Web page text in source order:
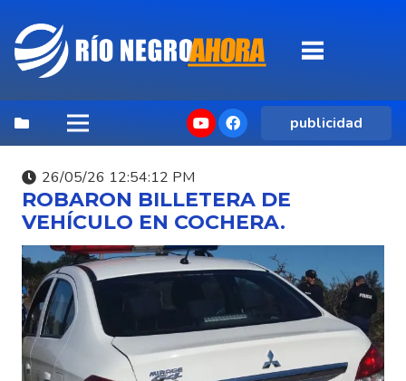
publicidad
26/05/26 12:54:12 PM
ROBARON BILLETERA DE
VEHÍCULO EN COCHERA.